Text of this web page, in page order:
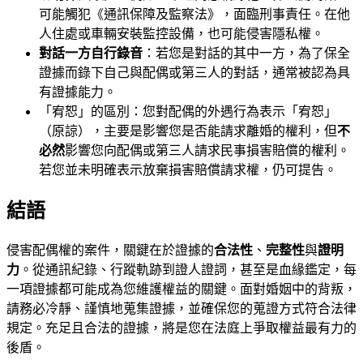
可能觸犯《通訊保障及監察法》，面臨刑事責任。在他
人住處或車輛安裝監控設備，也可能侵害隱私權。
對話一方自行錄音 ：若您是對話的其中一方，為了保全
證據而錄下自己與配偶或第三人的對話，通常被認為具
有證據能力。
「宥恕」的區別：您對配偶的外遇行為表示「宥恕」
（原諒），主要是影響您是否能請求離婚的權利，但不
必然影響您向配偶或第三人請求民事損害賠償的權利。
若您並未明確表示放棄損害賠償請求權，仍可提告。
結語
侵害配偶權的案件，關鍵在於證據的合法性 、 完整性與證明
力 。從通訊紀錄、行蹤軌跡到證人證詞，甚至是血緣鑑定，每
一項證據都可能成為您維護權益的關鍵。面對婚姻中的背叛，
請務必冷靜、謹慎地蒐集證據，並確保您的蒐證方式符合法律
規定。充足且合法的證據，將是您在法庭上爭取權益最有力的
後盾。